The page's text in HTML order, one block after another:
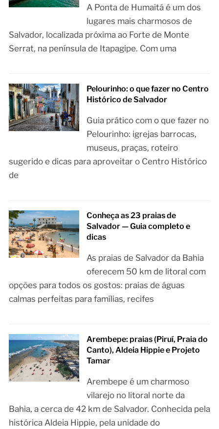
A Ponta de Humaitá é um dos
lugares mais charmosos de
Salvador, localizada próxima ao Forte de Monte
Serrat, na península de Itapagipe. Com uma
Pelourinho: o que fazer no Centro
Histórico de Salvador
Guia prático com o que fazer no
Pelourinho: igrejas barrocas,
museus, praças, roteiro
sugerido e dicas para aproveitar o Centro Histórico
de
Conheça as 23 praias de
Salvador — Guia completo e
dicas
As praias de Salvador da Bahia
oferecem 50 km de litoral com
opções para todos os gostos: praias de águas
calmas perfeitas para famílias, recifes
Arembepe: praias (Piruí, Praia do
Canto), Aldeia Hippie e Projeto
Tamar
Arembepe é um charmoso
vilarejo no litoral norte da
Bahia, a cerca de 42 km de Salvador. Conhecida pela
histórica Aldeia Hippie, pela unidade do